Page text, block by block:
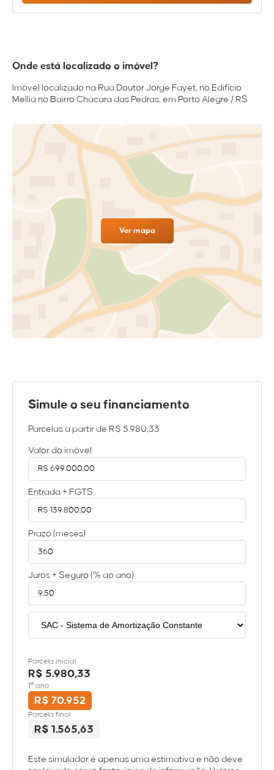
Onde está localizado o imóvel?
Imóvel localizado na Rua Doutor Jorge Fayet, no Edifício
Melliá no Bairro Chácara das Pedras, em Porto Alegre / RS
Ver mapa
Simule o seu financiamento
Parcelas a partir de R$ 5.980,33
Valor do imóvel
Entrada + FGTS
Prazo (meses)
Juros + Seguro (% ao ano)
Parcela inicial
R$ 5.980,33
1º ano
R$ 70.952
Parcela final
R$ 1.565,63
Este simulador é apenas uma estimativa e não deve